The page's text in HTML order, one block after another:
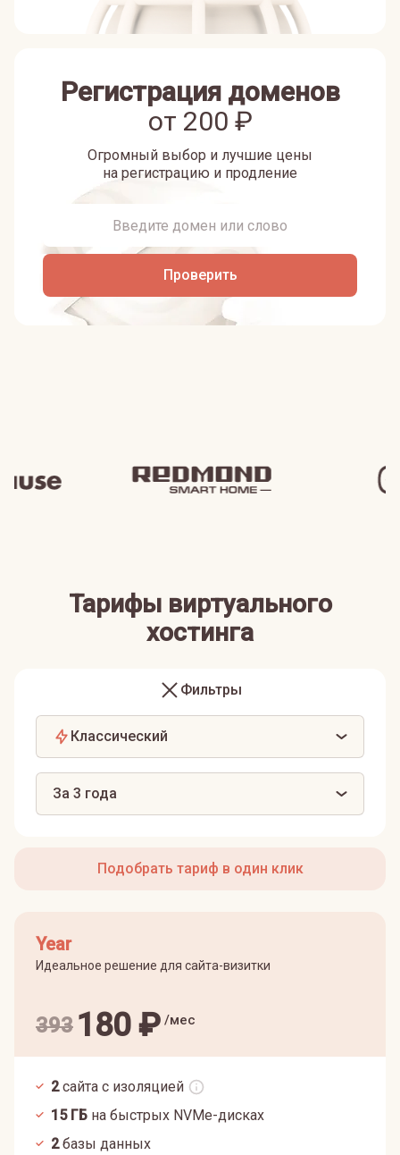
Регистрация доменов
от 200 ₽
Огромный выбор и лучшие цены
на регистрацию и продление
Проверить
Тарифы виртуального
хостинга
Фильтры
Классический
За 3 года
Подобрать тариф в один клик
Year
Идеальное решение для сайта-визитки
393 180₽ /мес
2 сайта с изоляцией
15ГБ на быстрых NVMe-дисках
2базы данных